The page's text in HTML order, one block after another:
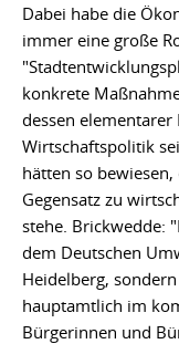
Dabei habe die
immer eine große
konkrete
dessen
Wirtschaftspolitik
hätten so
Gegensatz zu
stehe. Brickwedde:
dem Deutschen
Heidelberg,
hauptamtlich im
Bürgerinnen und